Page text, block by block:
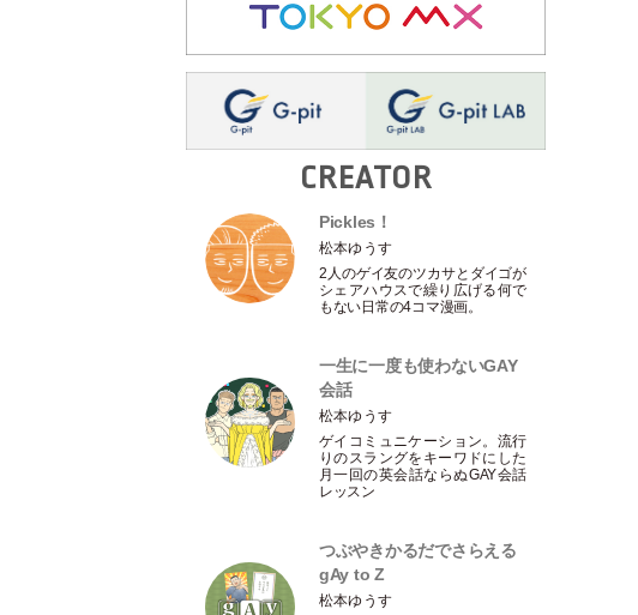
CREATOR
Pickles！
松本ゆうす
2人のゲイ友のツカサとダイゴが
シェアハウスで繰り広げる何で
もない日常の4コマ漫画。
一生に一度も使わないGAY
会話
松本ゆうす
ゲイコミュニケーション。流行
りのスラングをキーワドにした
月一回の英会話ならぬGAY会話
レッスン
つぶやきかるだでさらえる
gAy to Z
松本ゆうす